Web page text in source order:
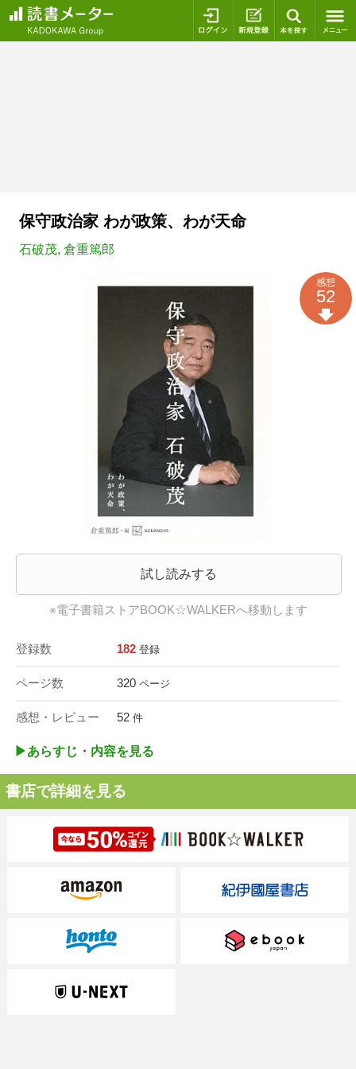
ログイン 新規登録
保守政治家 わが政策、わが天命
石破茂, 倉重篤郎
試し読みする
※電子書籍ストアBOOK☆WALKERへ移動します
登録数 182 登録
ページ数 320 ページ
感想・レビュー 52 件
感想
52
▶︎あらすじ・内容を見る
書店で詳細を見る